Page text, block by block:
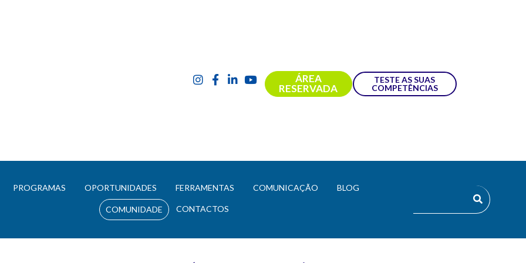
ÁREA
RESERVADA
TESTE AS SUAS
COMPETÊNCIAS
PROGRAMAS OPORTUNIDADES FERRAMENTAS COMUNICAÇÃO BLOG
COMUNIDADE CONTACTOS